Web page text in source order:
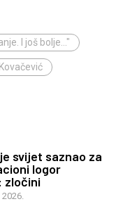
I još bolje..."
svijet saznao za
logor
zločini